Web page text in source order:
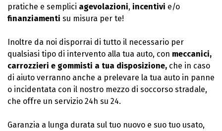
pratiche e semplici agevolazioni, incentivi e/o
finanziamenti su misura per te!
Inoltre da noi disporrai di tutto il necessario per
qualsiasi tipo di intervento alla tua auto, con meccanici,
carrozzieri e gommisti a tua disposizione, che in caso
di aiuto verranno anche a prelevare la tua auto in panne
o incidentata con il nostro mezzo di soccorso stradale,
che offre un servizio 24h su 24.
Garanzia a lunga durata sul tuo nuovo e suo tuo usato,